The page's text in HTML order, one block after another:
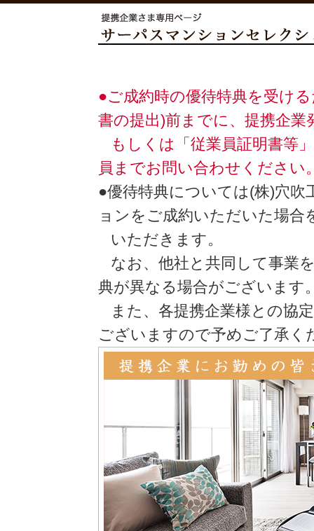
●ご成約時の優待特典を受け
書の提出)前までに、提携企業
もしくは「従業員証明書等
員までお問い合わせください
●優待特典については(株)穴
ョンをご成約いただいた場合
いただきます。
なお、他社と共同して事業
典が異なる場合がございます
また、各提携企業様との協
ございますので予めご了承く